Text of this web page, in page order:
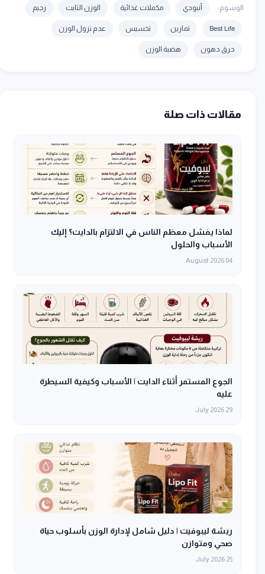
الوسوم: أنبودي مكملات غذائية الوزن الثابت رجيم
Best Life تمارين تخسيس عدم نزول الوزن
حرق دهون هضبة الوزن
مقالات ذات صلة
لماذا يفشل معظم الناس في الالتزام بالدايت؟ إليك
الأسباب والحلول
04 August 2026
الجوع المستمر أثناء الدايت | الأسباب وكيفية السيطرة
عليه
29 July 2026
ريشة ليبوفيت | دليل شامل لإدارة الوزن بأسلوب حياة
صحي ومتوازن
25 July 2026